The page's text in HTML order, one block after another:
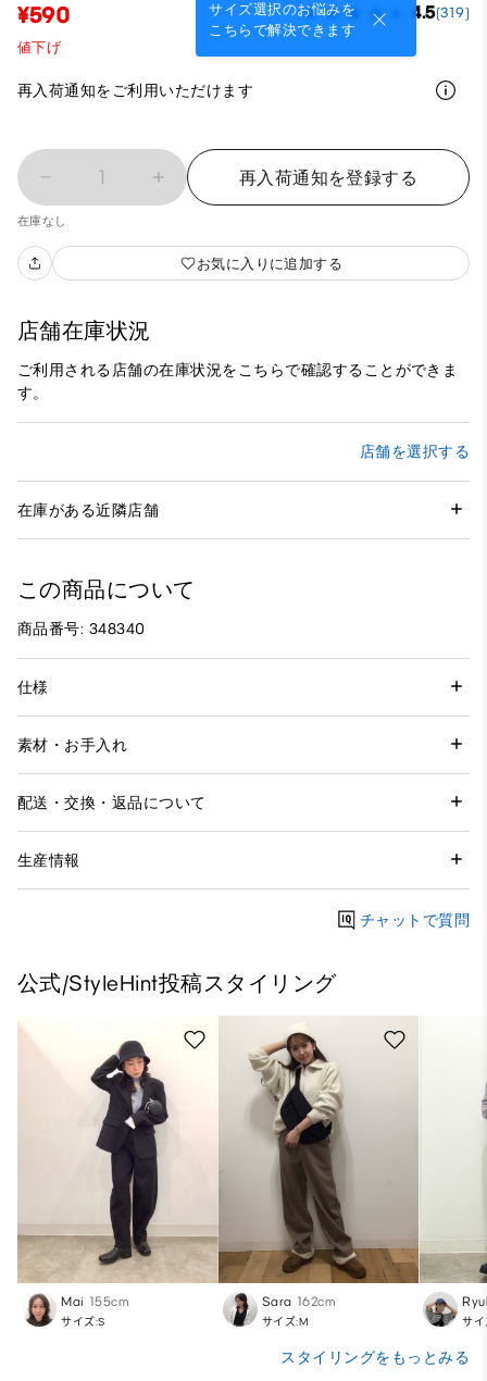
サイズ選択のお悩みを
こちらで解決できます
¥590 4.5(319)
値下げ
再入荷通知をご利用いただけます
1 再入荷通知を登録する
在庫なし
お気に入りに追加する
店舗在庫状況
ご利用される店舗の在庫状況をこちらで確認することができま
す。
店舗を選択する
在庫がある近隣店舗
この商品について
商品番号: 348340
仕様
素材・お手入れ
配送・交換・返品について
生産情報
チャットで質問
公式/StyleHint投稿スタイリング
Mai 155cm
サイズ:S
Sara 162cm
サイズ:M サ
スタイリングをもっとみる